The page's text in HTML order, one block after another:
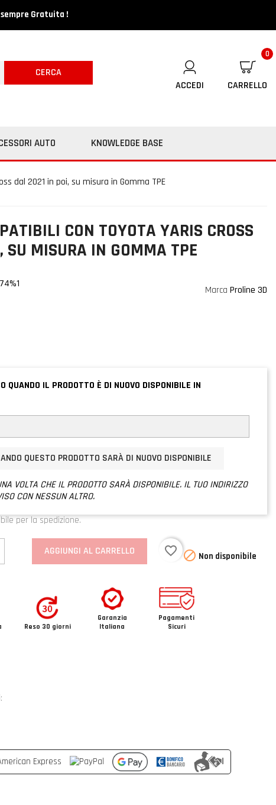
Gratuita !
CERCA
ACCEDI
CARRELLO
0
AUTO KNOWLEDGE BASE
dal 2021 in poi, su misura in Gomma TPE
CON TOYOTA YARIS CROSS
SU MISURA IN GOMMA TPE
Marca Proline 3D
QUANDO IL PRODOTTO È DI NUOVO DISPONIBILE IN
QUESTO PRODOTTO SARÀ DI NUOVO DISPONIBILE
VOLTA CHE IL PRODOTTO SARÀ DISPONIBILE. IL TUO INDIRIZZO
CON NESSUN ALTRO.
per la spedizione.
AGGIUNGI AL CARRELLO favorite_border  Non disponibile
Reso 30 giorni
Garanzia
Italiana
Pagamenti
Sicuri